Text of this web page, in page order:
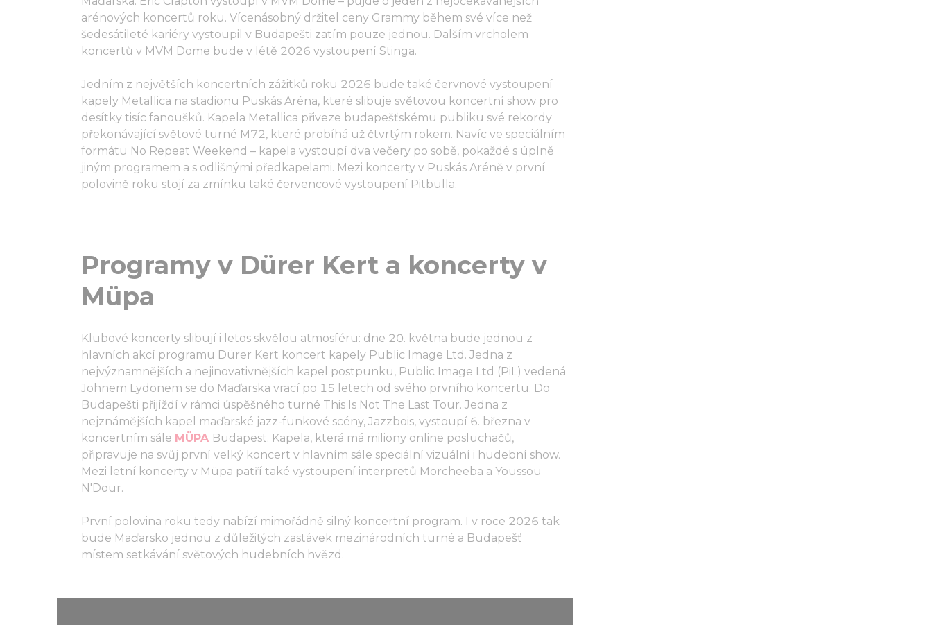
arénových koncertů roku. Vícenásobný držitel ceny Grammy během své více než
šedesátileté kariéry vystoupil v Budapešti zatím pouze jednou. Dalším vrcholem
koncertů v MVM Dome bude v létě 2026 vystoupení Stinga.
Jedním z největších koncertních zážitků roku 2026 bude také červnové vystoupení
kapely Metallica na stadionu Puskás Aréna, které slibuje světovou koncertní show pro
desítky tisíc fanoušků. Kapela Metallica přiveze budapešťskému publiku své rekordy
překonávající světové turné M72, které probíhá už čtvrtým rokem. Navíc ve speciálním
formátu No Repeat Weekend – kapela vystoupí dva večery po sobě, pokaždé s úplně
jiným programem a s odlišnými předkapelami. Mezi koncerty v Puskás Aréně v první
polovině roku stojí za zmínku také červencové vystoupení Pitbulla.
Programy v Dürer Kert a koncerty v
Müpa
Klubové koncerty slibují i letos skvělou atmosféru: dne 20. května bude jednou z
hlavních akcí programu Dürer Kert koncert kapely Public Image Ltd. Jedna z
nejvýznamnějších a nejinovativnějších kapel postpunku, Public Image Ltd (PiL) vedená
Johnem Lydonem se do Maďarska vrací po 15 letech od svého prvního koncertu. Do
Budapešti přijíždí v rámci úspěšného turné This Is Not The Last Tour. Jedna z
nejznámějších kapel maďarské jazz-funkové scény, Jazzbois, vystoupí 6. března v
koncertním sále MÜPA Budapest. Kapela, která má miliony online posluchačů,
připravuje na svůj první velký koncert v hlavním sále speciální vizuální i hudební show.
Mezi letní koncerty v Müpa patří také vystoupení interpretů Morcheeba a Youssou
N'Dour.
První polovina roku tedy nabízí mimořádně silný koncertní program. I v roce 2026 tak
bude Maďarsko jednou z důležitých zastávek mezinárodních turné a Budapešť
místem setkávání světových hudebních hvězd.